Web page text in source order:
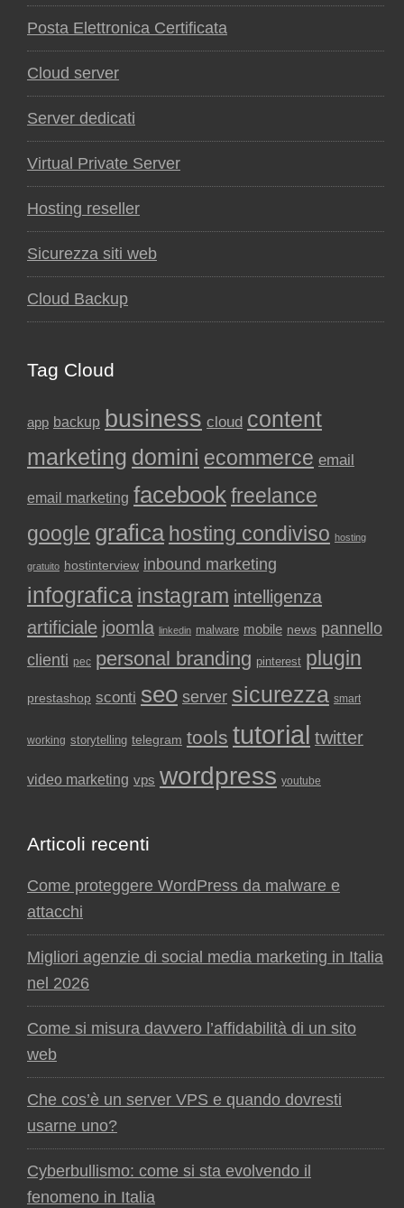
Posta Elettronica Certificata
Cloud server
Server dedicati
Virtual Private Server
Hosting reseller
Sicurezza siti web
Cloud Backup
Tag Cloud
app backup business cloud content
marketing domini ecommerce email
email marketing facebookfreelance
google grafica hosting condiviso hosting
gratuito hostinterview inbound marketing
infografica instagram intelligenza
artificiale joomla linkedin malware mobile news pannello
clienti pec personal branding pinterest plugin
prestashop sconti seo server sicurezza smart
working storytelling telegram tools tutorial twitter
video marketing vps wordpress youtube
Articoli recenti
Come proteggere WordPress da malware e
attacchi
Migliori agenzie di social media marketing in Italia
nel 2026
Come si misura davvero l’affidabilità di un sito
web
Che cos’è un server VPS e quando dovresti
usarne uno?
Cyberbullismo: come si sta evolvendo il
fenomeno in Italia